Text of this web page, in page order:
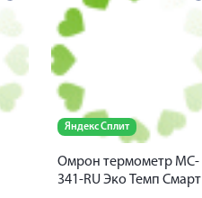
Яндекс Сплит
Омрон термометр MC-
341-RU Эко Темп Смарт